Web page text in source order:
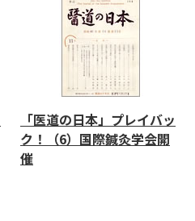
「医道の日本」プレイバッ
ク！（6）国際鍼灸学会開
催